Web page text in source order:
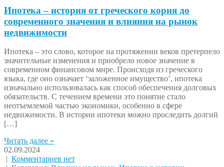
Ипотека – история от греческого корня до
современного значения и влияния на рынок
недвижимости
Ипотека – это слово, которое на протяжении веков претерпело
значительные изменения и приобрело новое значение в
современном финансовом мире. Происходя из греческого
языка, где оно означает ‘заложенное имущество’, ипотека
изначально использовалась как способ обеспечения долговых
обязательств. С течением времени это понятие стало
неотъемлемой частью экономики, особенно в сфере
недвижимости. В истории ипотеки можно проследить долгий
[…]
Читать далее »
02.09.2024
| Комментариев нет